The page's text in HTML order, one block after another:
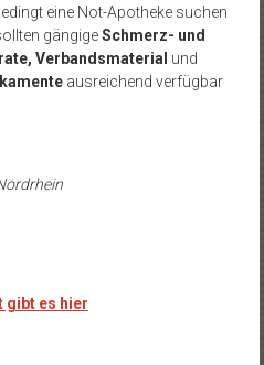
eine Not-Apotheke suchen
gängigeSchmerz- und
Verbandsmaterial und
ausreichend verfügbar
gibt es hier